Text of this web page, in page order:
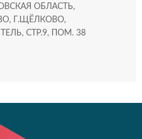
ОБЛАСТЬ,
Г.ЩЁЛКОВО,
СТР.9, ПОМ. 38